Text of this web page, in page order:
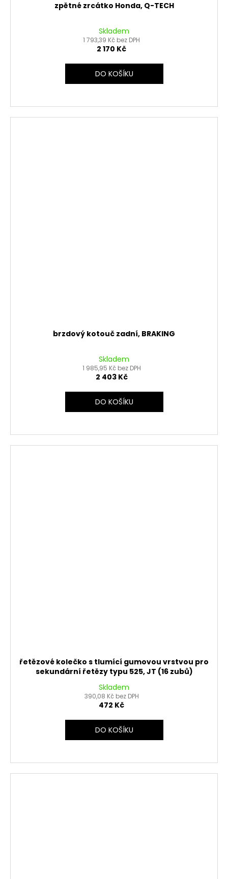
zpětné zrcátko Honda, Q-TECH
Skladem
1 793,39 Kč bez DPH
2 170 Kč
DO KOŠÍKU
brzdový kotouč zadní, BRAKING
Skladem
1 985,95 Kč bez DPH
2 403 Kč
DO KOŠÍKU
řetězové kolečko s tlumící gumovou vrstvou pro
sekundární řetězy typu 525, JT (16 zubů)
Skladem
390,08 Kč bez DPH
472 Kč
DO KOŠÍKU